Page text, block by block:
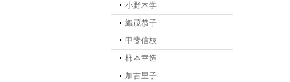
小野木学
織茂恭子
甲斐信枝
柿本幸造
加古里子